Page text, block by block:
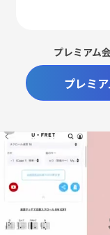
プレミアム
プレミ